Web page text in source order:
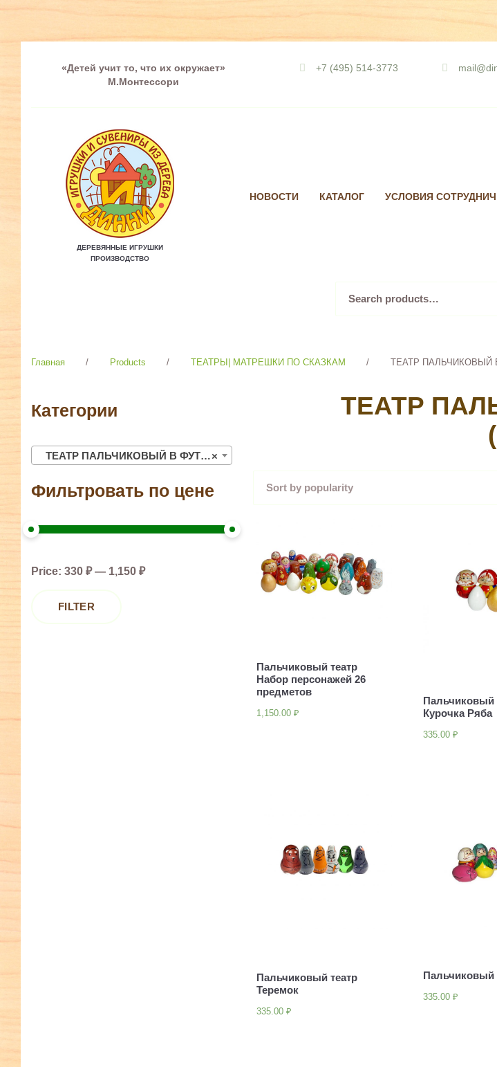
to
«Детей учит то, что их окружает»
М.Монтессори
+7 (495) 514-3773
ДЕРЕВЯННЫЕ ИГРУШКИ
ПРОИЗВОДСТВО
НОВОСТИ КАТАЛОГ УСЛОВИЯ
for:
Главная / Products / ТЕАТРЫ| МАТРЕШКИ ПО СКАЗКАМ / ТЕАТР ПАЛЬЧИКОВЫЙ В
ТЕАТР
Пальчиковый театр
Набор персонажей 26
предметов
1,150.00 ₽
Пальчиковый
Курочка Ряба
335.00₽
Пальчиковый театр
Теремок
335.00 ₽
Пальчиковый
335.00₽
Категории
×
ТЕАТР ПАЛЬЧИКОВЫЙ В ФУТЛЯРАХ (наперстки)
Фильтровать по цене
FILTER
Price: 330 ₽— 1,150 ₽